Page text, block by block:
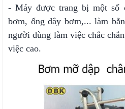
- Máy được trang bị một số
bơm, ống dây bơm,... làm
người dùng làm việc chắc
việc cao.